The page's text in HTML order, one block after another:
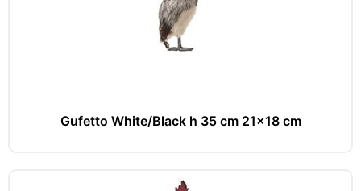
Gufetto White/Black h 35 cm 21x18 cm